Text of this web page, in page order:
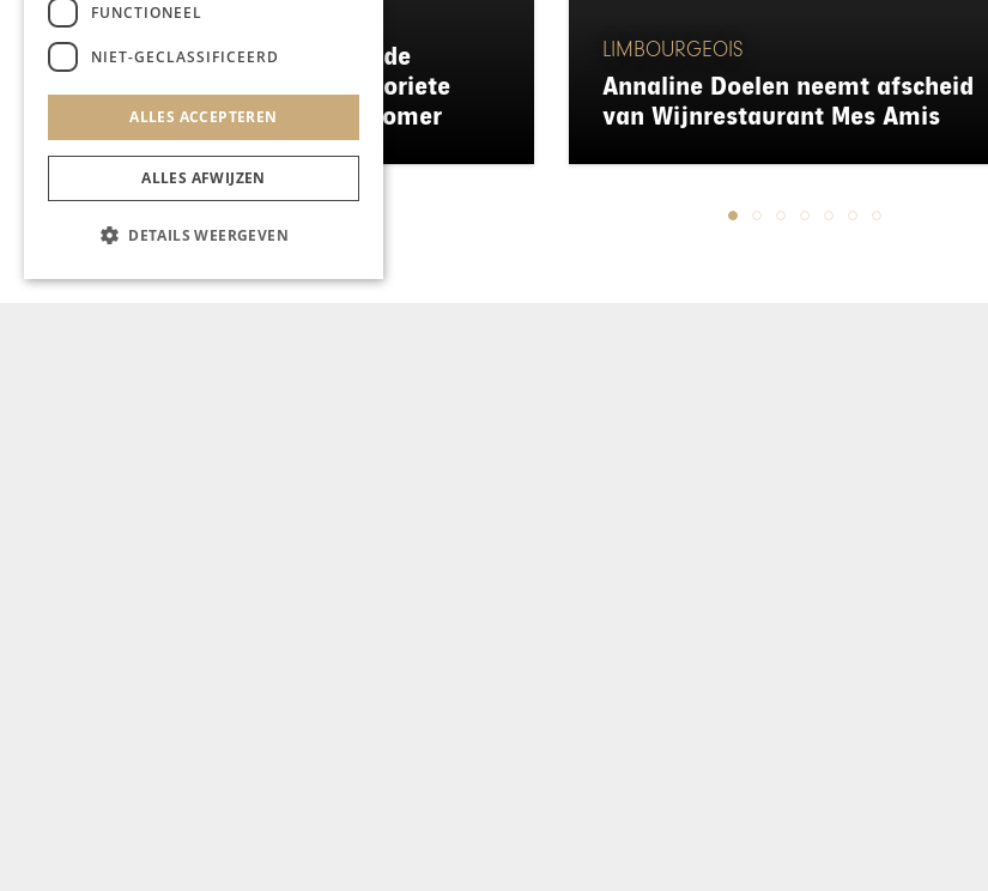
MODE & BEAUTY
Een geurwandeling door de
Stokstraat: onze vier favoriete
uniseks geuren voor de zomer
LIMBOURGEOIS
Annaline Doelen neemt afscheid
van Wijnrestaurant Mes Amis
FUNCTIONEEL
NIET-GECLASSIFICEERD
ALLES ACCEPTEREN
ALLES AFWIJZEN
DETAILS WEERGEVEN